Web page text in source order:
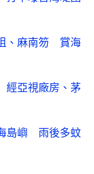
、麻南笏 賞海
經亞視廠房、茅
島嶼 雨後多蚊